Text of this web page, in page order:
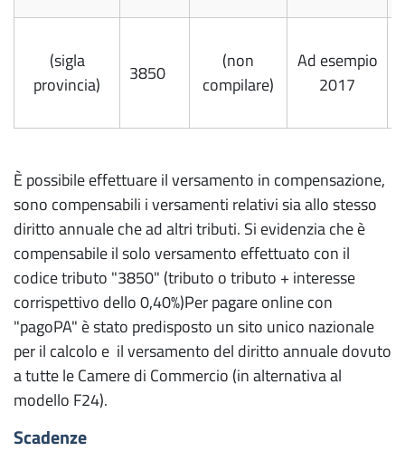
(sigla
provincia)
3850
(non
compilare)
Ad esempio
2017
È possibile effettuare il versamento in compensazione,
sono compensabili i versamenti relativi sia allo stesso
diritto annuale che ad altri tributi. Si evidenzia che è
compensabile il solo versamento effettuato con il
codice tributo "3850" (tributo o tributo + interesse
corrispettivo dello 0,40%)Per pagare online con
"pagoPA" è stato predisposto un sito unico nazionale
per il calcolo e il versamento del diritto annuale dovuto
a tutte le Camere di Commercio (in alternativa al
modello F24).
Scadenze